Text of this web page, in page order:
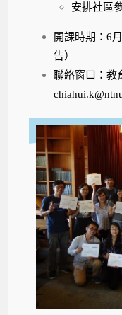
安排社區
開課時期：6
告）
聯絡窗口 ：